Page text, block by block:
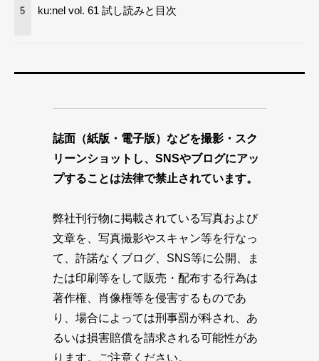
5 ku:nel vol. 61 試し読みと目次
誌面（紙版・電子版）などを撮影・スク
リーンショットし、SNSやブログにアッ
プすることは法律で禁止されています。
弊社刊行物に掲載されている写真および
文章を、写真撮影やスキャン等を行なっ
て、許諾なくブログ、SNS等に公開、ま
たは印刷等をして販売・配布する行為は
著作権、肖像権等を侵害するものであ
り、場合によっては刑事罰が科され、あ
るいは損害賠償を請求される可能性があ
ります。ご注意ください。